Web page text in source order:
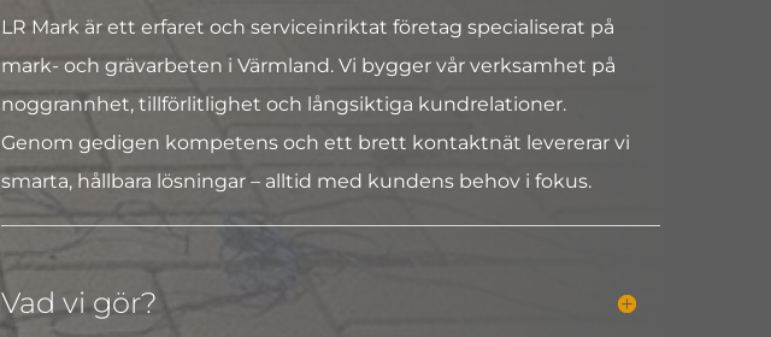
LR Mark är ett erfaret och serviceinriktat företag specialiserat på
mark- och grävarbeten i Värmland. Vi bygger vår verksamhet på
noggrannhet, tillförlitlighet och långsiktiga kundrelationer.
Genom gedigen kompetens och ett brett kontaktnät levererar vi
smarta, hållbara lösningar – alltid med kundens behov i fokus.
Vad vi gör?